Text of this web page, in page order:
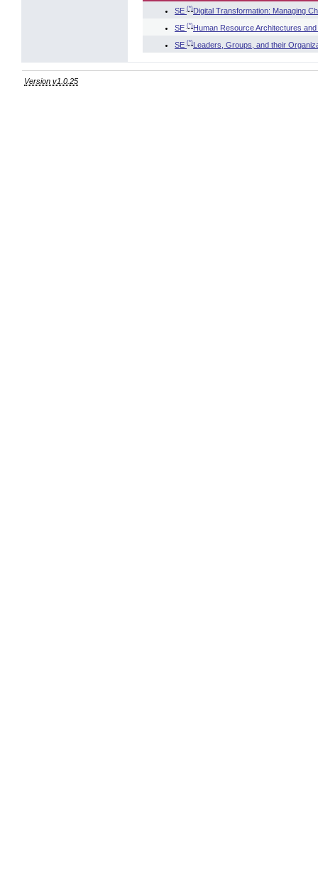
SE (*)Digital Transformation: Managing
SE (*)Human Resource Architectures
SE (*)Leaders, Groups, and their
Version v1.0.25